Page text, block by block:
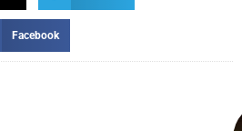
Facebook